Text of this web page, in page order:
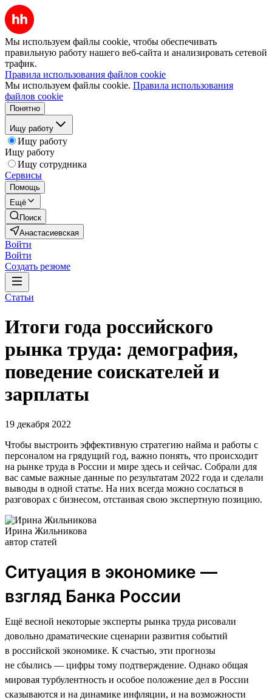
Мы используем файлы cookie, чтобы обеспечивать
правильную работу нашего веб-сайта и анализировать сетевой
трафик.
Правила использования файлов cookie
Мы используем файлы cookie. Правила использования
файлов cookie
Понятно
Ищу работу
Ищу работу
Ищу работу
Ищу сотрудника
Сервисы
Помощь
Ещё
Поиск
Анастасиевская
Войти
Войти
Создать резюме
Статьи
Итоги года российского
рынка труда: демография,
поведение соискателей и
зарплаты
19 декабря 2022
Чтобы выстроить эффективную стратегию найма и работы с
персоналом на грядущий год, важно понять, что происходит
на рынке труда в России и мире здесь и сейчас. Собрали для
вас самые важные данные по результатам 2022 года и сделали
выводы в одной статье. На них всегда можно сослаться в
разговорах с бизнесом, отстаивая свою экспертную позицию.
Ирина Жильникова
автор статей
Ситуация в экономике —
взгляд Банка России
Ещё весной некоторые эксперты рынка труда рисовали
довольно драматические сценарии развития событий
в российской экономике. К счастью, эти прогнозы
не сбылись — цифры тому подтверждение. Однако общая
мировая турбулентность и особое положение дел в России
сказываются и на динамике инфляции, и на возможности